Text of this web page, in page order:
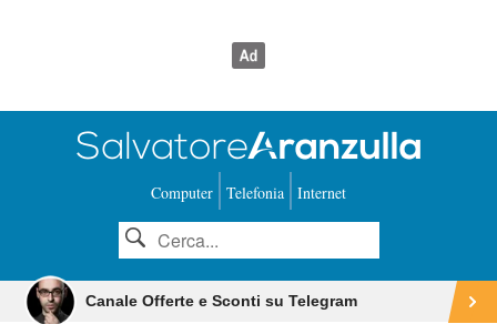
Computer Telefonia Internet
Canale Offerte e Sconti su Telegram